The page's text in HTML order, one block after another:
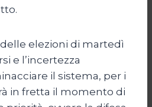
elezioni di martedì
e l’incertezza
il sistema, per i
in fretta il momento di